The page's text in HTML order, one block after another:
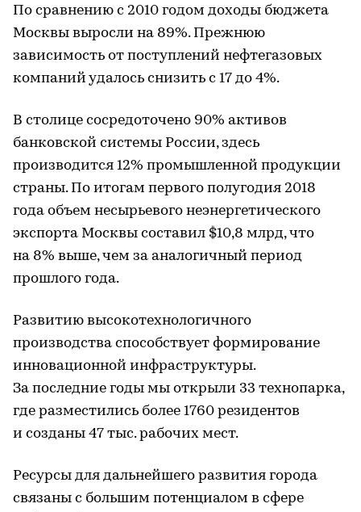
По сравнению с 2010 годом доходы бюджета
Москвы выросли на 89%. Прежнюю
зависимость от поступлений нефтегазовых
компаний удалось снизить с 17 до 4%.
В столице сосредоточено 90% активов
банковской системы России, здесь
производится 12% промышленной продукции
страны. По итогам первого полугодия 2018
года объем несырьевого неэнергетического
экспорта Москвы составил $10,8 млрд, что
на 8% выше, чем за аналогичный период
прошлого года.
Развитию высокотехнологичного
производства способствует формирование
инновационной инфраструктуры.
За последние годы мы открыли 33 технопарка,
где разместились более 1760 резидентов
и созданы 47 тыс. рабочих мест.
Ресурсы для дальнейшего развития города
связаны с большим потенциалом в сфере